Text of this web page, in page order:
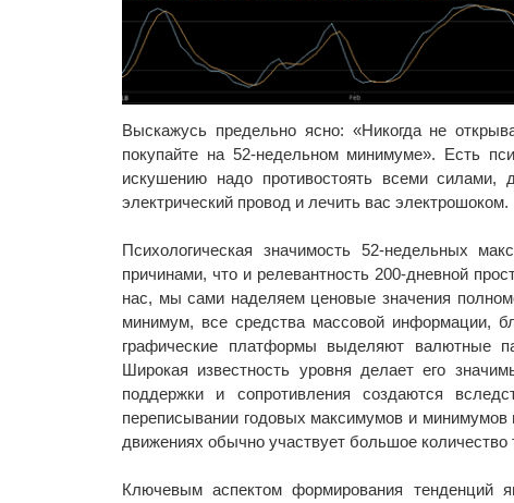
Выскажусь предельно ясно: «Никогда не
покупайте на 52-недельном минимуме». Есть
искушению надо противостоять всеми
электрический провод и лечить вас электрошоком.
Психологическая значимость 52-недельных
причинами, что и релевантность 200-дневной
нас, мы сами наделяем ценовые значения
минимум, все средства массовой информации,
графические платформы выделяют валютные
Широкая известность уровня делает его
поддержки и сопротивления создаются
переписывании годовых максимумов и минимумов
движениях обычно участвует большое количество
Ключевым аспектом формирования тенденций